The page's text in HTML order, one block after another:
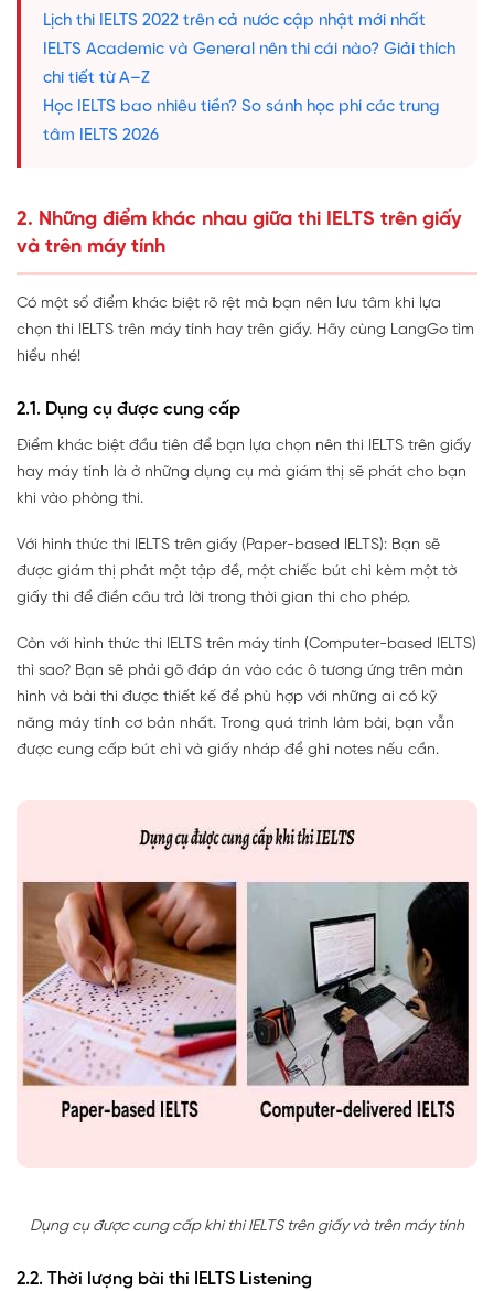
Lịch thi IELTS 2022 trên cả nước cập nhật mới nhất
IELTS Academic và General nên thi cái nào? Giải thích
chi tiết từ A–Z
Học IELTS bao nhiêu tiền? So sánh học phí các trung
tâm IELTS 2026
2. Những điểm khác nhau giữa thi IELTS trên giấy
và trên máy tính
Có một số điểm khác biệt rõ rệt mà bạn nên lưu tâm khi lựa
chọn thi IELTS trên máy tính hay trên giấy. Hãy cùng LangGo tìm
hiểu nhé!
2.1. Dụng cụ được cung cấp
Điểm khác biệt đầu tiên để bạn lựa chọn nên thi IELTS trên giấy
hay máy tính là ở những dụng cụ mà giám thị sẽ phát cho bạn
khi vào phòng thi.
Với hình thức thi IELTS trên giấy (Paper-based IELTS): Bạn sẽ
được giám thị phát một tập đề, một chiếc bút chì kèm một tờ
giấy thi để điền câu trả lời trong thời gian thi cho phép.
Còn với hình thức thi IELTS trên máy tính (Computer-based IELTS)
thì sao? Bạn sẽ phải gõ đáp án vào các ô tương ứng trên màn
hình và bài thi được thiết kế để phù hợp với những ai có kỹ
năng máy tính cơ bản nhất. Trong quá trình làm bài, bạn vẫn
được cung cấp bút chì và giấy nháp để ghi notes nếu cần.
Dụng cụ được cung cấp khi thi IELTS trên giấy và trên máy tính
2.2. Thời lượng bài thi IELTS Listening